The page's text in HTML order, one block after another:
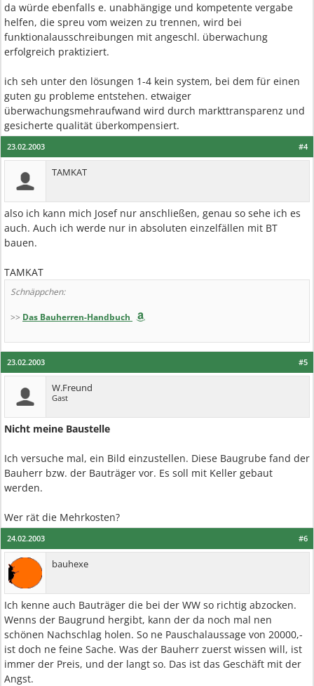
da würde ebenfalls e. unabhängige und kompetente vergabe
helfen, die spreu vom weizen zu trennen, wird bei
funktionalausschreibungen mit angeschl. überwachung
erfolgreich praktiziert.
ich seh unter den lösungen 1-4 kein system, bei dem für einen
guten gu probleme entstehen. etwaiger
überwachungsmehraufwand wird durch markttransparenz und
gesicherte qualität überkompensiert.
#4
23.02.2003
TAMKAT
also ich kann mich Josef nur anschließen, genau so sehe ich es
auch. Auch ich werde nur in absoluten einzelfällen mit BT
bauen.
TAMKAT
Schnäppchen:
>> Das Bauherren-Handbuch
#5
23.02.2003
W.Freund
Gast
Nicht meine Baustelle
Ich versuche mal, ein Bild einzustellen. Diese Baugrube fand der
Bauherr bzw. der Bauträger vor. Es soll mit Keller gebaut
werden.
Wer rät die Mehrkosten?
#6
24.02.2003
bauhexe
Ich kenne auch Bauträger die bei der WW so richtig abzocken.
Wenns der Baugrund hergibt, kann der da noch mal nen
schönen Nachschlag holen. So ne Pauschalaussage von 20000,-
ist doch ne feine Sache. Was der Bauherr zuerst wissen will, ist
immer der Preis, und der langt so. Das ist das Geschäft mit der
Angst.